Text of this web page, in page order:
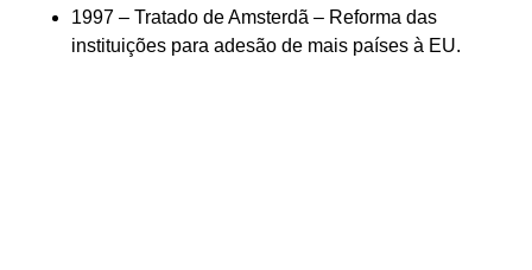
1997 – Tratado de Amsterdã – Reforma das
instituições para adesão de mais países à EU.